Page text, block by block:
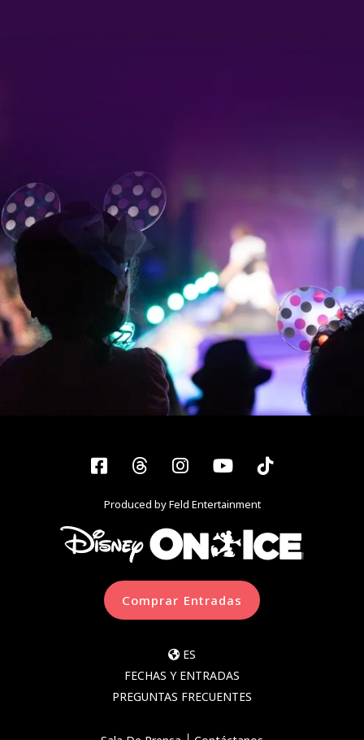
Facebook
ThreadsInstagram
YouTubeTiktok
Produced by Feld Entertainment
Comprar Entradas
ES
FECHAS Y ENTRADAS
PREGUNTAS FRECUENTES